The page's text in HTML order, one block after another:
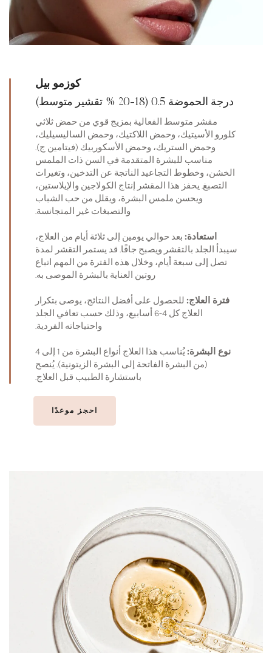
كوزمو بيل
درجة الحموضة 0.5 (18-20 % تقشير متوسط)
مقشر متوسط الفعالية بمزيج قوي من حمض ثلاثي
كلورو الأسيتيك، وحمض اللاكتيك، وحمض الساليسيليك،
وحمض الستريك، وحمض الأسكوربيك (فيتامين ج).
مناسب للبشرة المتقدمة في السن ذات الملمس
الخشن، وخطوط التجاعيد الناتجة عن التدخين، وتغيرات
التصبغ. يحفز هذا المقشر إنتاج الكولاجين والإيلاستين،
ويحسن ملمس البشرة، ويقلل من حب الشباب
والتصبغات غير المتجانسة.
استعادة: بعد حوالي يومين إلى ثلاثة أيام من العلاج،
سيبدأ الجلد بالتقشر ويصبح جافًا. قد يستمر التقشر لمدة
تصل إلى سبعة أيام، وخلال هذه الفترة من المهم اتباع
روتين العناية بالبشرة الموصى به.
فترة العلاج: للحصول على أفضل النتائج، يوصى بتكرار
العلاج كل 4-6 أسابيع، وذلك حسب تعافي الجلد
واحتياجاته الفردية.
نوع البشرة:
يُناسب هذا العلاج أنواع البشرة من 1 إلى 4
(من البشرة الفاتحة إلى البشرة الزيتونية). يُنصح
باستشارة الطبيب قبل العلاج.
احجز موعدًا